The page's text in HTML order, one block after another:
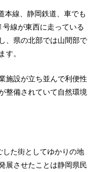
本線、静岡鉄道、車でも
線が東西に走っている
、県の北部では山間部で
。
施設が立ち並んで利便性
整備されていて自然環境
た街としてゆかりの地
展させたことは静岡県民